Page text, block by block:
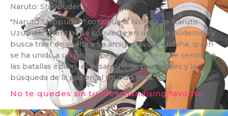
Naruto: Shippuden
"Naruto Shippuden" continúa la historia de Naruto
Uzumaki mientras se convierte en un ninja poderoso y
busca traer de vuelta a su amigo Sasuke Uchiha, quien
se ha unido a un grupo peligroso. La serie se centra en
las batallas épicas, el desarrollo de personajes y la
búsqueda de la paz en el mundo ninja.
No te quedes sin tu merchandising favorito